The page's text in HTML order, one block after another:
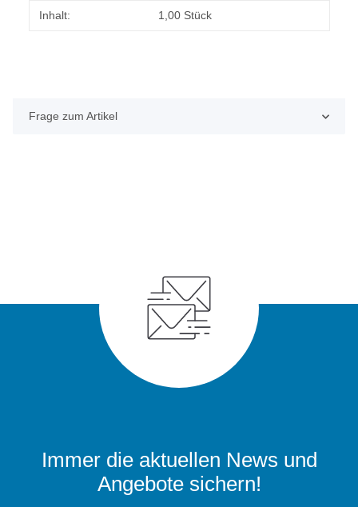
Produkteigenschaft
Wert
Inhalt: 1,00 Stück
Frage zum Artikel
Immer die aktuellen News und
Angebote sichern!